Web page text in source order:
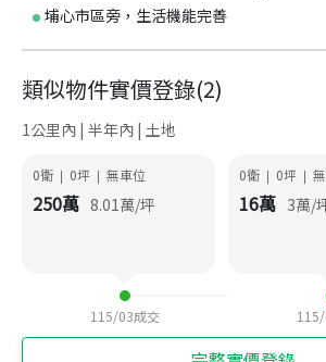
埔心市區旁，生活機能完善
類似物件實價登錄(2)
1公里內 | 半年內 | 土地
0衛 | 0坪 | 無車位
250萬 8.01萬/坪
115/03成交
0衛 | 0坪 |
16萬 3萬/
115/